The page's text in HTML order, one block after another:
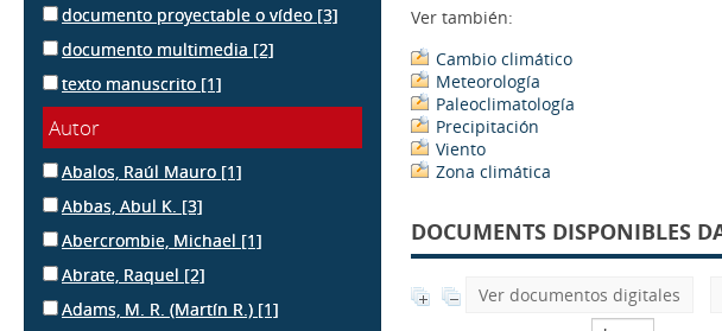
documento proyectable o vídeo [3]
documento multimedia [2]
texto manuscrito [1]
Autor
Abalos, Raúl Mauro [1]
Abbas, Abul K. [3]
Abercrombie, Michael [1]
Abrate, Raquel [2]
Adams, M. R. (Martín R.) [1]
Ver también:
Cambio climático
Meteorología
Paleoclimatología
Precipitación
Viento
Zona climática
DOCUMENTS DISPONIBLES
Ver documentos digitales